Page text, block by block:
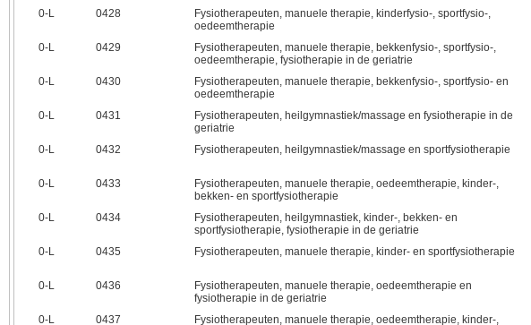
0‑L
0428
Fysiotherapeuten, manuele therapie, kinderfysio-, sportfysio-,
oedeemtherapie
0‑L
0429
Fysiotherapeuten, manuele therapie, bekkenfysio-, sportfysio-,
oedeemtherapie, fysiotherapie in de geriatrie
0‑L
0430
Fysiotherapeuten, manuele therapie, bekkenfysio-, sportfysio- en
oedeemtherapie
0‑L
0431
Fysiotherapeuten, heilgymnastiek/massage en fysiotherapie in de
geriatrie
0‑L
0432 Fysiotherapeuten, heilgymnastiek/massage en sportfysiotherapie
0‑L
0433
Fysiotherapeuten, manuele therapie, oedeemtherapie, kinder-,
bekken- en sportfysiotherapie
0‑L
0434
Fysiotherapeuten, heilgymnastiek, kinder-, bekken- en
sportfysiotherapie, fysiotherapie in de geriatrie
0‑L
0435 Fysiotherapeuten, manuele therapie, kinder- en sportfysiotherapie
0‑L
0436
Fysiotherapeuten, manuele therapie, oedeemtherapie en
fysiotherapie in de geriatrie
0‑L
0437
Fysiotherapeuten, manuele therapie, oedeemtherapie, kinder-,